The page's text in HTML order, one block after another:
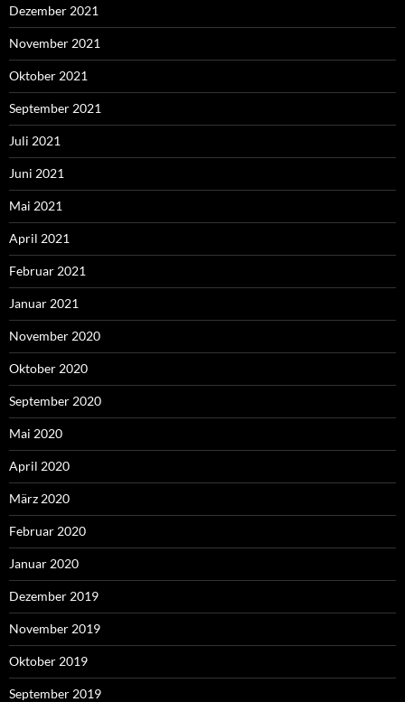
Dezember 2021
November 2021
Oktober 2021
September 2021
Juli 2021
Juni 2021
Mai 2021
April 2021
Februar 2021
Januar 2021
November 2020
Oktober 2020
September 2020
Mai 2020
April 2020
März 2020
Februar 2020
Januar 2020
Dezember 2019
November 2019
Oktober 2019
September 2019